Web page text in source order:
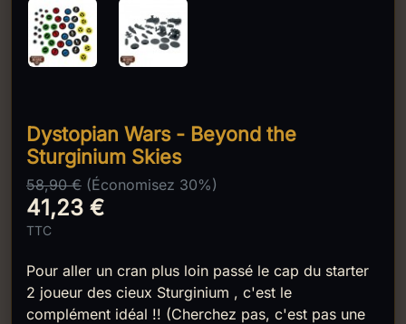
Dystopian Wars - Beyond the
Sturginium Skies
58,90 € (Économisez 30%)
41,23 €
TTC
Pour aller un cran plus loin passé le cap du starter
2 joueur des cieux Sturginium , c'est le
complément idéal !! (Cherchez pas, c'est pas une